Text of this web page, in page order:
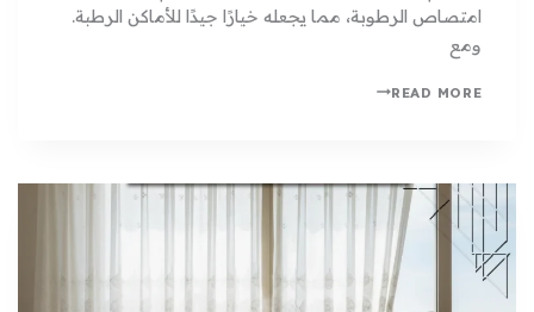
امتصاص الرطوبة، مما يجعله خيارًا جيدًا للأماكن الرطبة.
ومع
READ MORE